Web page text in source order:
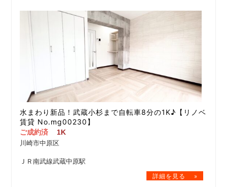
水まわり新品！武蔵小杉まで自転車8分の1K♪【リノベ
賃貸 No.mg00230】
ご成約済
1K
川崎市中原区
ＪＲ南武線武蔵中原駅